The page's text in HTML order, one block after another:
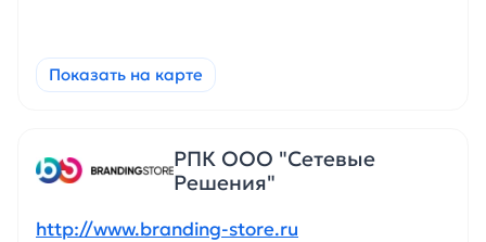
Показать на карте
РПК ООО "Сетевые
Решения"
http://www.branding-store.ru